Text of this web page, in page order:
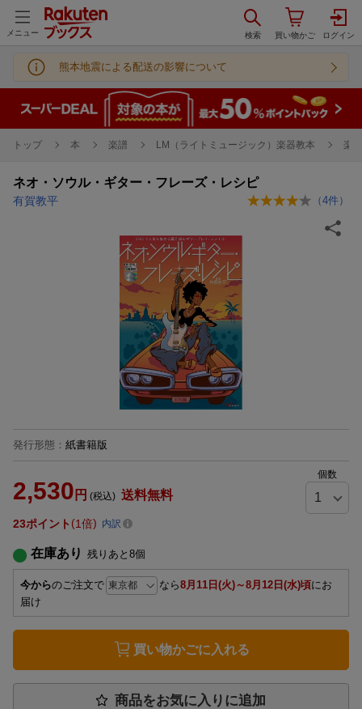
メニュー
熊本地震による配送の影響について
トップ 本 楽譜 LM（ライトミュージック）楽器教本 楽
ネオ・ソウル・ギター・フレーズ・レシピ
有賀教平 （4件）
発行形態 ： 紙書籍版
2,530 円 (税込) 送料無料
個数
23ポイント 1倍 内訳
在庫あり 残りあと 8個
今からのご注文で なら8月11日(火)～8月12日(水)頃にお
届け
買い物かごに入れる
商品をお気に入りに追加